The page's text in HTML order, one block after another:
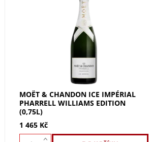
Moët & Chandon Ice Impérial by
Pharrell Williams 0,75 l – champagne,
které mění pravidla léta. Letní limitka
2026 ikonického Ice Impérial...
MOËT & CHANDON ICE IMPÉRIAL
PHARRELL WILLIAMS EDITION
(0,75L)
1 465 Kč